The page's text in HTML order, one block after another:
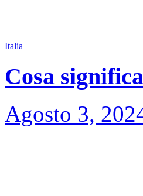
Italia
Cosa
Agosto 3,